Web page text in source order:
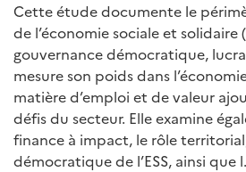
Cette étude documente le
de l’économie sociale et solidaire
gouvernance démocratique,
mesure son poids dans
matière d’emploi et de valeur
défis du secteur. Elle examine
finance à impact, le rôle
démocratique de l’ESS, ainsi que